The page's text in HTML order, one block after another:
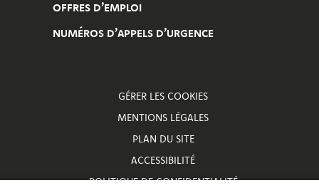
OFFRES D’EMPLOI
NUMÉROS D’APPELS D’URGENCE
GÉRER LES COOKIES
MENTIONS LÉGALES
PLAN DU SITE
ACCESSIBILITÉ
POLITIQUE DE CONFIDENTIALITÉ